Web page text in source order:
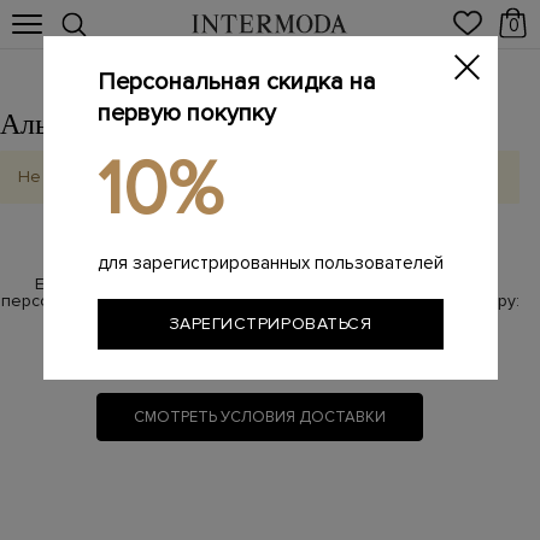
0
Альметьевск Выбрать другой город
Не найдено
Если у Вас возникли вопросы по бесплатной доставке,
персональный менеджер с радостью на них ответит по номеру:
8 800 100-87-17
СМОТРЕТЬ УСЛОВИЯ ДОСТАВКИ
Персональная скидка на
первую покупку
10%
для зарегистрированных пользователей
ЗАРЕГИСТРИРОВАТЬСЯ